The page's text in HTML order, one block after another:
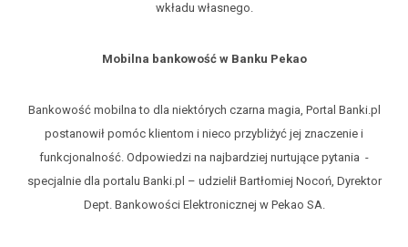
wkładu własnego.
Mobilna bankowość w Banku Pekao
Bankowość mobilna to dla niektórych czarna magia, Portal Banki.pl
postanowił pomóc klientom i nieco przybliżyć jej znaczenie i
funkcjonalność. Odpowiedzi na najbardziej nurtujące pytania -
specjalnie dla portalu Banki.pl – udzielił Bartłomiej Nocoń, Dyrektor
Dept. Bankowości Elektronicznej w Pekao SA.